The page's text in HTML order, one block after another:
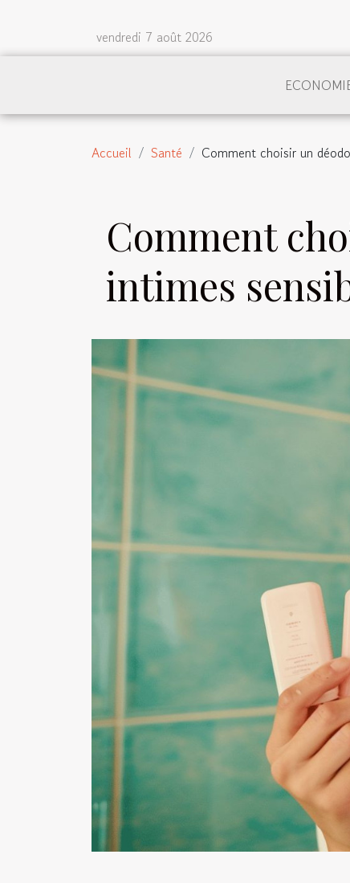
vendredi 7 août 2026
Accueil Santé Comment choisir un
Comment
intimes